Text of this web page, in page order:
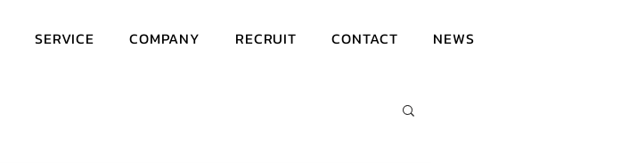
SERVICE COMPANY RECRUIT CONTACT NEWS